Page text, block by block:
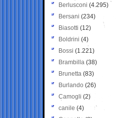
Berlusconi (4.295)
Bersani (234)
Biasotti (12)
Boldrini (4)
Bossi (1.221)
Brambilla (38)
Brunetta (83)
Burlando (26)
Camogli (2)
canile (4)